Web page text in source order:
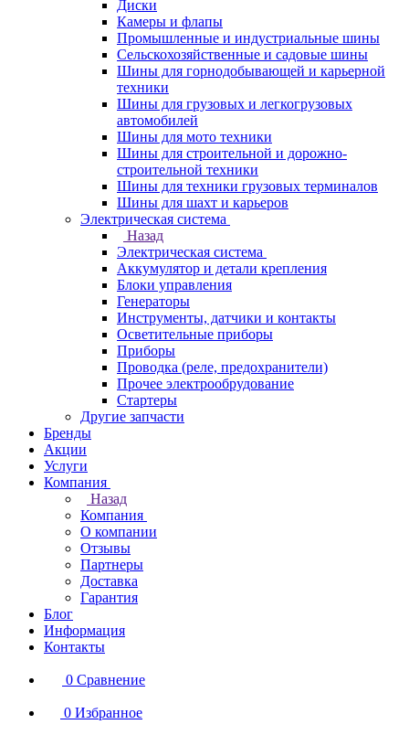
Диски
Камеры и флапы
Промышленные и индустриальные шины
Сельскохозяйственные и садовые шины
Шины для горнодобывающей и карьерной
техники
Шины для грузовых и легкогрузовых
автомобилей
Шины для мото техники
Шины для строительной и дорожно-
строительной техники
Шины для техники грузовых терминалов
Шины для шахт и карьеров
Электрическая система
Назад
Электрическая система
Аккумулятор и детали крепления
Блоки управления
Генераторы
Инструменты, датчики и контакты
Осветительные приборы
Приборы
Проводка (реле, предохранители)
Прочее электрообрудование
Стартеры
Другие запчасти
Бренды
Акции
Услуги
Компания
Назад
Компания
О компании
Отзывы
Партнеры
Доставка
Гарантия
Блог
Информация
Контакты
0 Сравнение
0 Избранное